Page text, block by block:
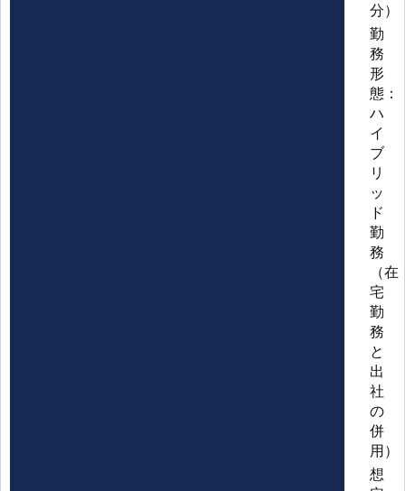
分）
勤
務
形
態：
ハ
イ
ブ
リ
ッ
ド
勤
務
（在
宅
勤
務
と
出
社
の
併
用）
想